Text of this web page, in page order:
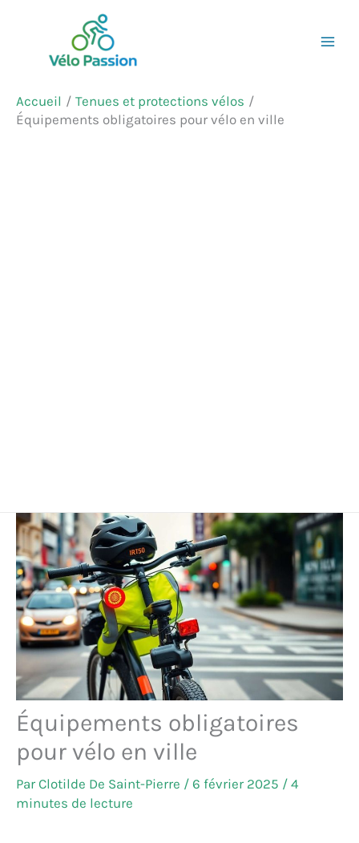
contenu
Accueil
Tenues et protections vélos
Équipements obligatoires pour vélo en ville
Équipements obligatoires
pour vélo en ville
ParClotilde De Saint-Pierre / 6 février 2025 / 4
minutes de lecture